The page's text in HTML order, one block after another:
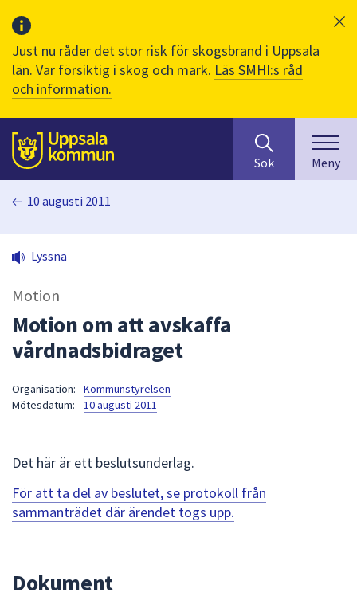
Just nu råder det stor risk för skogsbrand i Uppsala
län. Var försiktig i skog och mark. Läs SMHI:s råd
och information.
Till sidans
huvudinnehåll
efter
innehåll
på
för
att
navigera
Sök Meny
10 augusti 2011
Lyssna
Motion
Motion om att avskaffa
vårdnadsbidraget
Organisation:
Kommunstyrelsen
Mötesdatum:
10 augusti 2011
Det här är ett beslutsunderlag.
För att ta del av beslutet, se protokoll från
sammanträdet där ärendet togs upp.
Dokument